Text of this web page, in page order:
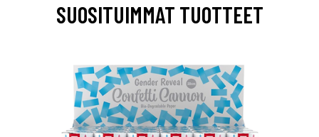
SUOSITUIMMAT TUOTTEET